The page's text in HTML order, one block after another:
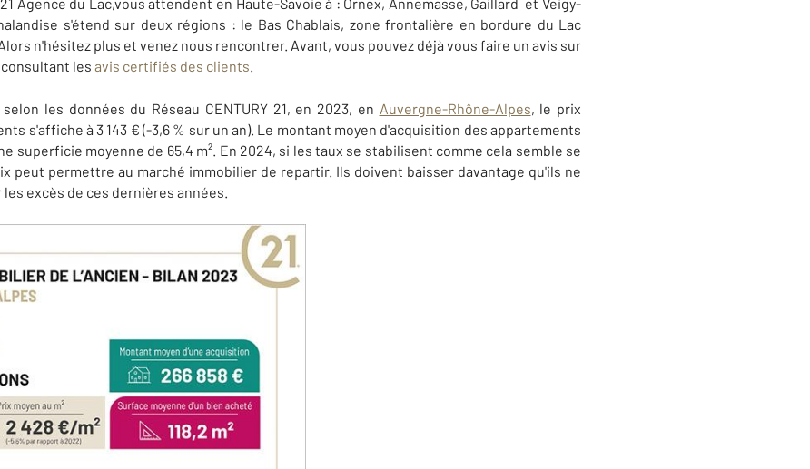
s'étend sur deux régions : le Bas Chablais, zone frontalière en bordure du Lac
n'hésitez plus et venez nous rencontrer. Avant, vous pouvez déjà vous faire un avis sur
les avis certifiés des clients.
les données du Réseau CENTURY 21, en 2023, en Auvergne-Rhône-Alpes, le prix
s'affiche à 3 143 € (-3,6 % sur un an). Le montant moyen d'acquisition des appartements
superficie moyenne de 65,4 m². En 2024, si les taux se stabilisent comme cela semble se
peut permettre au marché immobilier de repartir. Ils doivent baisser davantage qu'ils ne
excès de ces dernières années.